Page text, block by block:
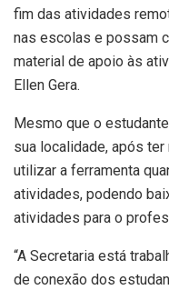
fim das atividades
nas escolas e possam
material de apoio às
Ellen Gera.
Mesmo que o
sua localidade, após
utilizar a ferramenta
atividades, podendo
atividades para o
“A Secretaria está
de conexão dos